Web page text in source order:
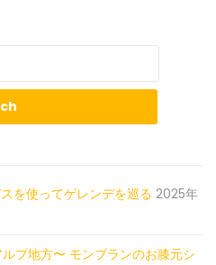
を使ってゲレンデを巡る 2025年
プ地方〜 モンブランのお膝元シ